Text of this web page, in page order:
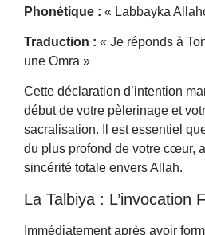
Phonétique : « Labbayka
Traduction : « Je réponds à
une Omra »
Cette déclaration d’intention
début de votre pèlerinage et
sacralisation. Il est essentiel
du plus profond de votre cœur,
sincérité totale envers Allah.
La Talbiya : L’invocation
Immédiatement après avoir